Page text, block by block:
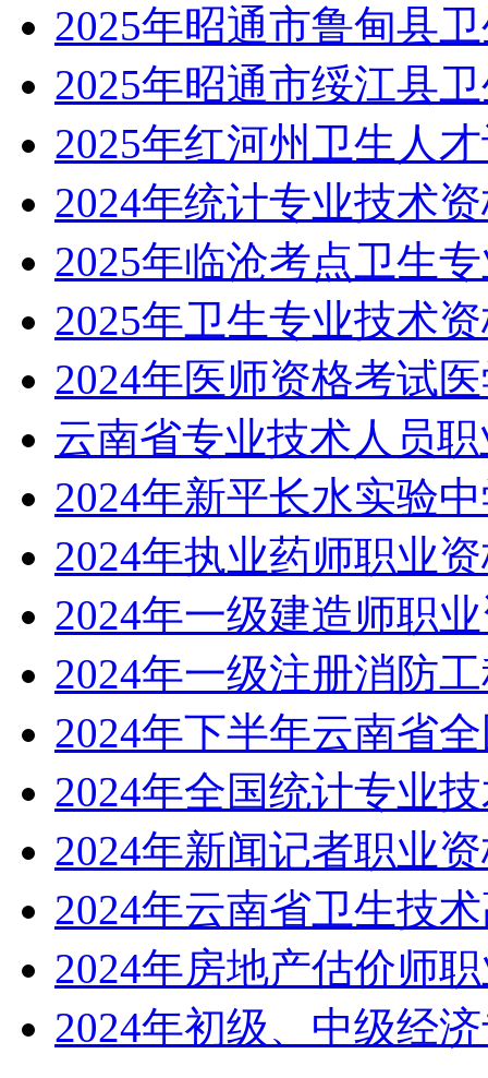
2025年昭通市鲁甸县
2025年昭通市绥江县
2025年红河州卫生人
2024年统计专业技术
2025年临沧考点卫生
2025年卫生专业技术
2024年医师资格考试
云南省专业技术人员
2024年新平长水实验
2024年执业药师职业
2024年一级建造师职
2024年一级注册消防
2024年下半年云南省
2024年全国统计专业
2024年新闻记者职业
2024年云南省卫生技
2024年房地产估价师
2024年初级、中级经